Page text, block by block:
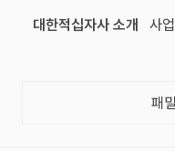
대한적십자사 소개 (새
사
패